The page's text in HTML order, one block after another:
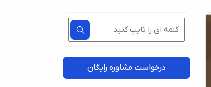
درخواست مشاوره رایگان